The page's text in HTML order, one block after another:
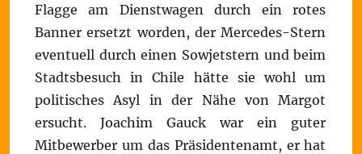
Flagge am Dienstwagen durch ein rotes
Banner ersetzt worden, der Mercedes-Stern
eventuell durch einen Sowjetstern und beim
Stadtsbesuch in Chile hätte sie wohl um
politisches Asyl in der Nähe von Margot
ersucht. Joachim Gauck war ein guter
Mitbewerber um das Präsidentenamt, er hat